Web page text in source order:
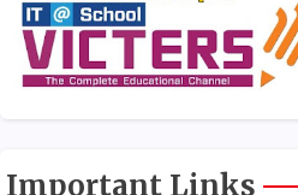
Important Links